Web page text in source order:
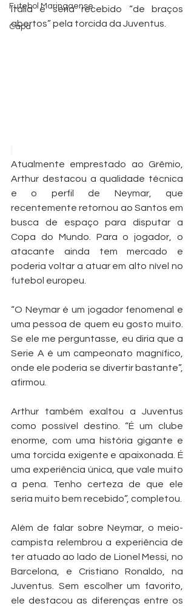
Futebol Maringaense
Capa
Itália e seria recebido “de braços
abertos” pela torcida da Juventus.
Atualmente emprestado ao Grêmio,
Arthur destacou a qualidade técnica
e o perfil de Neymar, que
recentemente retornou ao Santos em
busca de espaço para disputar a
Copa do Mundo. Para o jogador, o
atacante ainda tem mercado e
poderia voltar a atuar em alto nível no
futebol europeu.
“O Neymar é um jogador fenomenal e
uma pessoa de quem eu gosto muito.
Se ele me perguntasse, eu diria que a
Serie A é um campeonato magnífico,
onde ele poderia se divertir bastante”,
afirmou.
Arthur também exaltou a Juventus
como possível destino. “É um clube
enorme, com uma história gigante e
uma torcida exigente e apaixonada. É
uma experiência única, que vale muito
a pena. Tenho certeza de que ele
seria muito bem recebido”, completou.
Além de falar sobre Neymar, o meio-
campista relembrou a experiência de
ter atuado ao lado de Lionel Messi, no
Barcelona, e Cristiano Ronaldo, na
Juventus. Sem escolher um favorito,
ele destacou as diferenças entre os